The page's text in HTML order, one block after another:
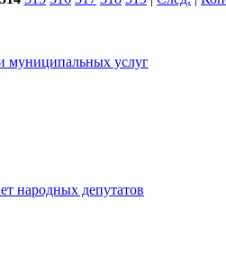
муниципальных услуг
народных депутатов